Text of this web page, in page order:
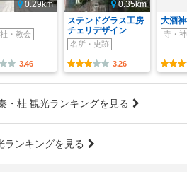
0.29km
・教会
3.46
0.35km
ステンドグラス工房
チェリデザイン
名所・史跡
3.26
大酒
寺・
・桂 観光ランキングを見る
ランキングを見る